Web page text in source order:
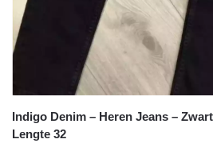
Indigo Denim – Heren Jeans –
Lengte 32